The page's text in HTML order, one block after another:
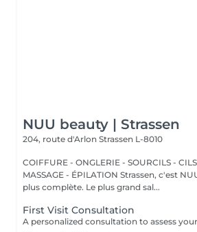
NUU beauty | Strassen
204, route d'Arlon Strassen L-8010
COIFFURE - ONGLERIE - SOURCILS -
MASSAGE - ÉPILATION Strassen, c'est NUU dans sa version la
plus complète. Le plus grand sal...
First Visit Consultation